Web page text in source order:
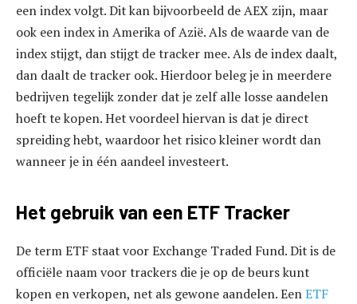
een index volgt. Dit kan bijvoorbeeld de AEX zijn, maar
ook een index in Amerika of Azië. Als de waarde van de
index stijgt, dan stijgt de tracker mee. Als de index daalt,
dan daalt de tracker ook. Hierdoor beleg je in meerdere
bedrijven tegelijk zonder dat je zelf alle losse aandelen
hoeft te kopen. Het voordeel hiervan is dat je direct
spreiding hebt, waardoor het risico kleiner wordt dan
wanneer je in één aandeel investeert.
Het gebruik van een ETF Tracker
De term ETF staat voor Exchange Traded Fund. Dit is de
officiële naam voor trackers die je op de beurs kunt
kopen en verkopen, net als gewone aandelen. EenETF